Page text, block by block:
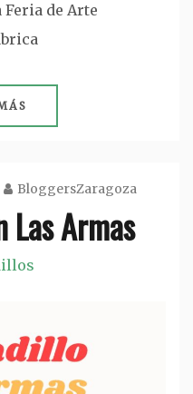
de Arte
BloggersZaragoza
Las Armas